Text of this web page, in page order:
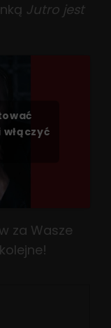
Jutro jest
za Wasze